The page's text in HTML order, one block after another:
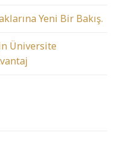
Yeni Bir Bakış.
Üniversite